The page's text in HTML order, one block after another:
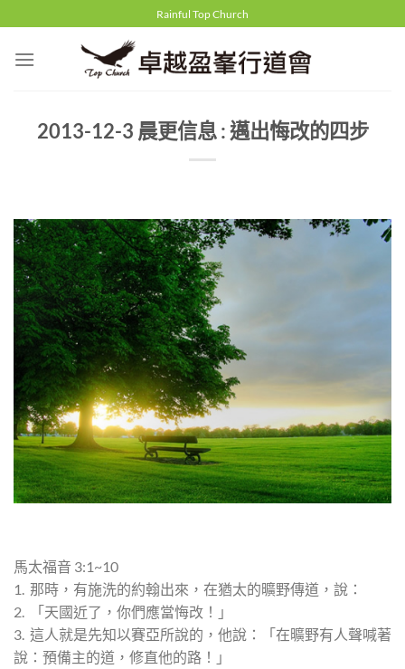
to
content
Rainful Top Church
2013-12-3 晨更信息 : 邁出悔改的四步
馬太福音 3:1~10
1. 那時，有施洗的約翰出來，在猶太的曠野傳道，說：
2. 「天國近了，你們應當悔改！」
3. 這人就是先知以賽亞所說的，他說：「在曠野有人聲喊著
說：預備主的道，修直他的路！」